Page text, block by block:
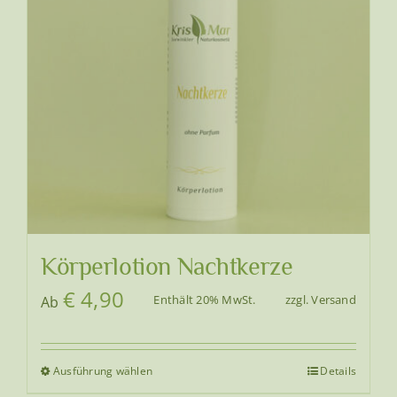
können
Produktseite
Körperlotion Nachtkerze
Ab € 4,90 Enthält 20% MwSt. zzgl.Versand
Ausführung wählenDieses
Details